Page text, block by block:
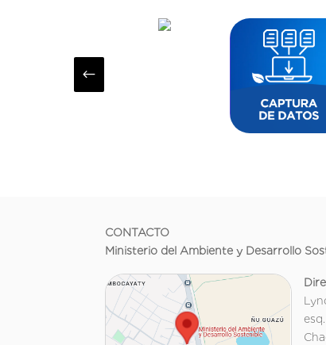
#
CONTACTO
Ministerio del Ambiente y Desarrollo